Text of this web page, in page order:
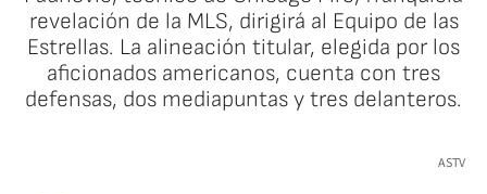
revelación de la MLS, dirigirá al Equipo de las
Estrellas. La alineación titular, elegida por los
aficionados americanos, cuenta con tres
defensas, dos mediapuntas y tres delanteros.
ASTV